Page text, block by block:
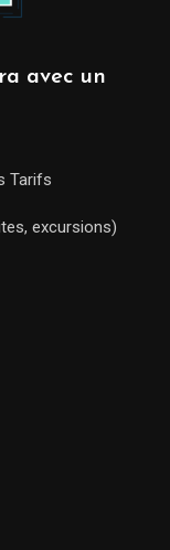
avec un
Tarifs
excursions)